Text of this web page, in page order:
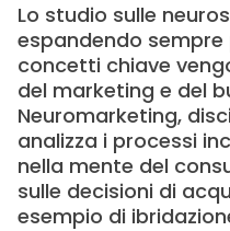
Lo studio sulle
espandendo
concetti chiave
del marketing e del
Neuromarketing,
analizza i processi
nella mente del
sulle decisioni di
esempio di